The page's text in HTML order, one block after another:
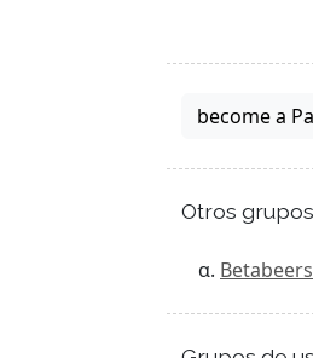
become a
Otros
Betabeers